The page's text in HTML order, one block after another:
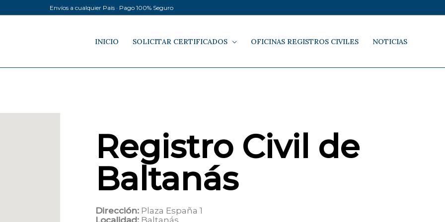
Envíos a cualquier País · Pago 100% Seguro
INICIO SOLICITAR CERTIFICADOS OFICINAS REGISTROS CIVILES NOTICIAS
Registro Civil de
Baltanás
Dirección: Plaza España 1
Localidad: Baltanás